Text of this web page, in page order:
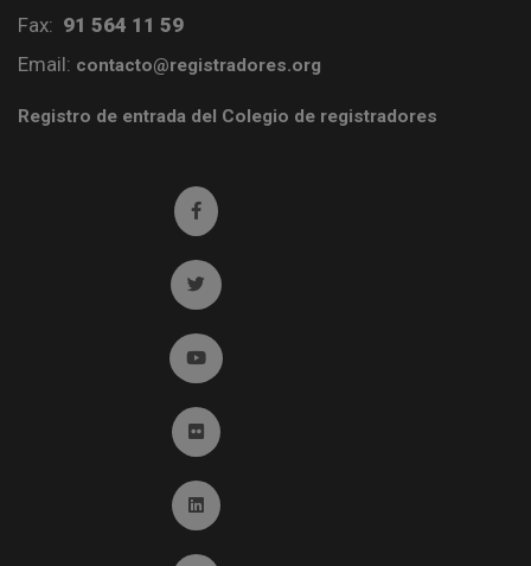
Fax: 91 564 11 59
Email: contacto@registradores.org
Registro de entrada del Colegio de registradores
Ir a facebook (abre en ventana nueva)
Ir a twitter (abre en ventana nueva)
Ir a YouTube (abre en ventana nueva)
Ir a Flickr (abre en ventana nueva)
Ir a Linkedin (abre en ventana nueva)